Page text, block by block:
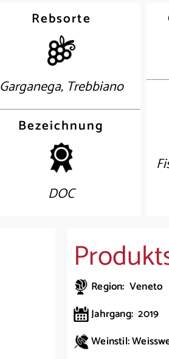
Rebsorte
Garganega, Trebbiano
Bezeichnung
DOC
Region: Veneto
Jahrgang: 2019
Weinstil: